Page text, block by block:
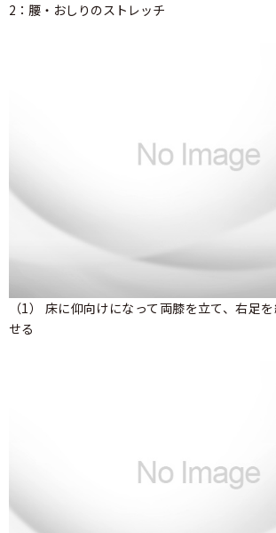
2：腰・おしりのストレッチ
（1） 床に仰向けになって両膝を立て、右足
せる